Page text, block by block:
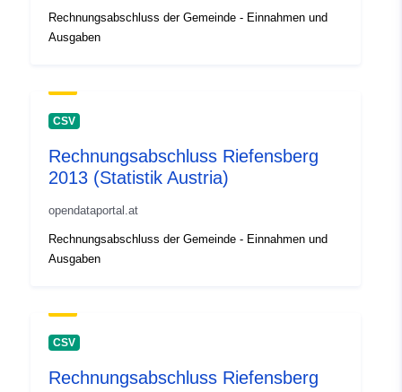
Rechnungsabschluss der Gemeinde - Einnahmen und
Ausgaben
CSV
Rechnungsabschluss Riefensberg
2013 (Statistik Austria)
opendataportal.at
Rechnungsabschluss der Gemeinde - Einnahmen und
Ausgaben
CSV
Rechnungsabschluss Riefensberg